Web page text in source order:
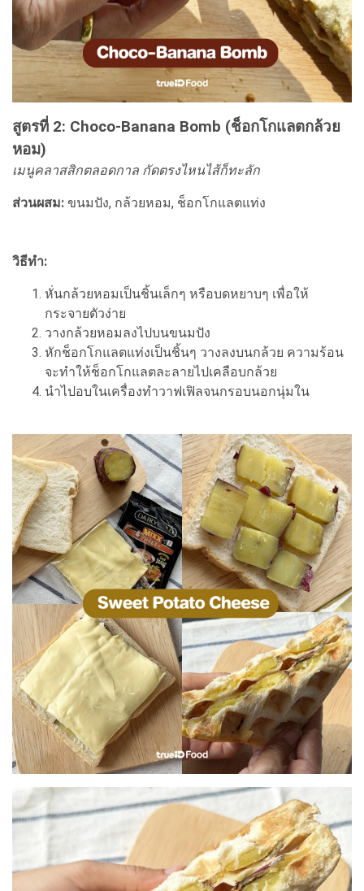
สูตรที่ 2: Choco-Banana Bomb (ช็อกโกแลตกล้วย
หอม)
เมนูคลาสสิกตลอดกาล กัดตรงไหนไส้ก็ทะลัก
ส่วนผสม: ขนมปัง, กล้วยหอม, ช็อกโกแลตแท่ง
วิธีทำ:
หั่นกล้วยหอมเป็นชิ้นเล็กๆ หรือบดหยาบๆ เพื่อให้
กระจายตัวง่าย
วางกล้วยหอมลงไปบนขนมปัง
หักช็อกโกแลตแท่งเป็นชิ้นๆ วางลงบนกล้วย ความร้อน
จะทำให้ช็อกโกแลตละลายไปเคลือบกล้วย
นำไปอบในเครื่องทำวาฟเฟิลจนกรอบนอกนุ่มใน